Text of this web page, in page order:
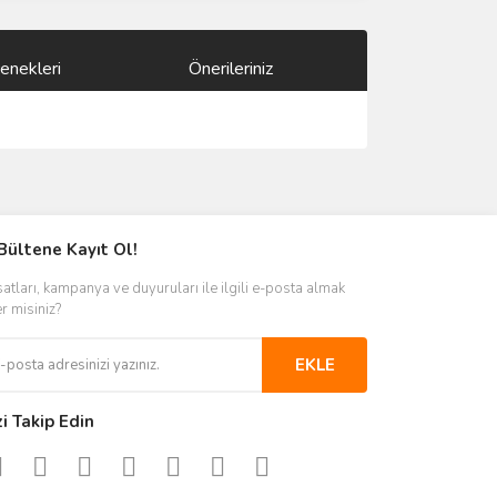
Önerileriniz
Kayıt Ol!
kampanya ve duyuruları ile ilgili e-posta almak
misiniz?
EKLE
Takip Edin